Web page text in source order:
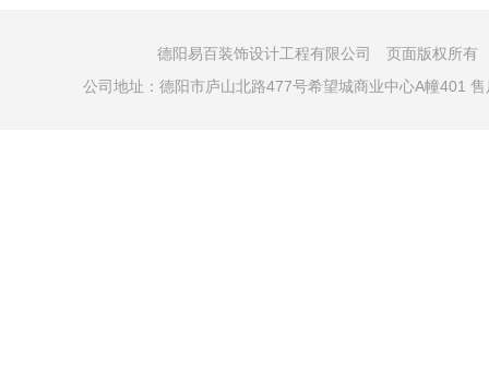
德阳易百装饰设计工程有限公司 页面版权所
公司地址：德阳市庐山北路477号希望城商业中心A幢401